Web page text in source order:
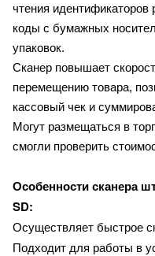
чтения
коды с бумажных
упаковок.
Сканер повышает
перемещению товара,
кассовый чек и
Могут размещаться в
смогли проверить
Особенности сканера
SD:
Осуществляет быстрое
Подходит для работы в